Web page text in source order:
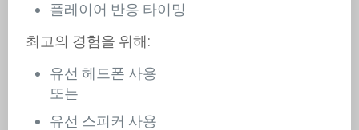
플레이어 반응 타이밍
최고의 경험을 위해:
유선 헤드폰 사용
또는
유선 스피커 사용